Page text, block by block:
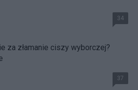
34
za złamanie ciszy wyborczej?
37